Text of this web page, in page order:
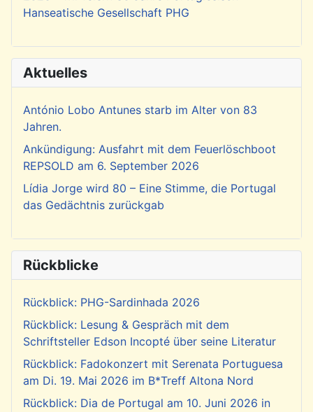
Hanseatische Gesellschaft PHG
Aktuelles
António Lobo Antunes starb im Alter von 83
Jahren.
Ankündigung: Ausfahrt mit dem Feuerlöschboot
REPSOLD am 6. September 2026
Lídia Jorge wird 80 – Eine Stimme, die Portugal
das Gedächtnis zurückgab
Rückblicke
Rückblick: PHG-Sardinhada 2026
Rückblick: Lesung & Gespräch mit dem
Schriftsteller Edson Incopté über seine Literatur
Rückblick: Fadokonzert mit Serenata Portuguesa
am Di. 19. Mai 2026 im B*Treff Altona Nord
Rückblick: Dia de Portugal am 10. Juni 2026 in